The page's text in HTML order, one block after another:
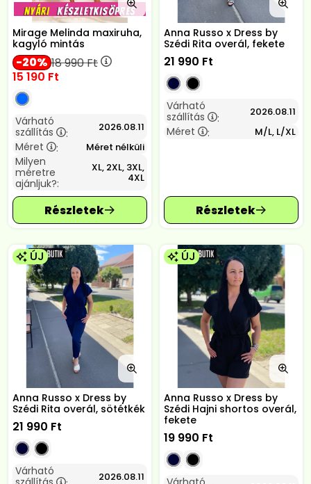
Mirage Melinda maxiruha,
kagyló mintás
20 18 990Ft
15 190 Ft
Várható
szállítás
: 2026.08.11
Méret : Méret nélküli
Milyen
méretre
ajánljuk?:
XL, 2XL, 3XL,
4XL
Anna Russo x Dress by
Szédi Rita overál, fekete
21 990 Ft
Várható
szállítás
: 2026.08.11
Méret : M/L, L/XL
ÚJ
Anna Russo x Dress by
Szédi Rita overál, sötétkék
21 990 Ft
Várható
2026.08.11
ÚJ
Anna Russo x Dress by
Szédi Hajni shortos overál,
fekete
19 990 Ft